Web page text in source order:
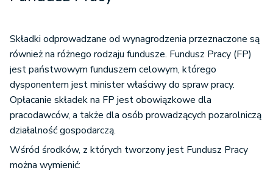
Składki odprowadzane od wynagrodzenia przeznaczone są
również na różnego rodzaju fundusze. Fundusz Pracy (FP)
jest państwowym funduszem celowym, którego
dysponentem jest minister właściwy do spraw pracy.
Opłacanie składek na FP jest obowiązkowe dla
pracodawców, a także dla osób prowadzących pozarolniczą
działalność gospodarczą.
Wśród środków, z których tworzony jest Fundusz Pracy
można wymienić: